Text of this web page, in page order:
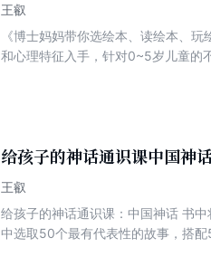
王叡
《博士妈妈带你选绘本、读绘本、
和心理特征入手，针对0~5岁儿童的
给孩子的神话通识课中国神
王叡
给孩子的神话通识课：中国神话 书中将中国神话分为创世神话、诸神与英雄、历史神话、神物传奇、传说仙话5大主题。从
中选取50个最有代表性的故事，搭